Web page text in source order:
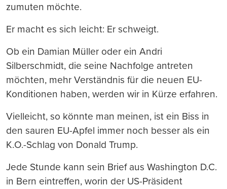
zumuten möchte.
Er macht es sich leicht: Er schweigt.
Ob ein Damian Müller oder ein Andri
Silberschmidt, die seine Nachfolge antreten
möchten, mehr Verständnis für die neuen EU-
Konditionen haben, werden wir in Kürze erfahren.
Vielleicht, so könnte man meinen, ist ein Biss in
den sauren EU-Apfel immer noch besser als ein
K.O.-Schlag von Donald Trump.
Jede Stunde kann sein Brief aus Washington D.C.
in Bern eintreffen, worin der US-Präsident